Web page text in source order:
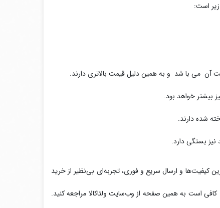
زیر است:
آن می با شد و به همین دلیل قیمت بالاتری دارند.
بیشتر خواهد بود.
شده دارند.
نیز بستگی دارد.
کیفیت‌ها و ارسال سریع و فوری، تجربه‌ای بی‌نظیر از خرید
کافی است به همین صفحه از وب‌سایت ولتاکالا مراجعه کنید.